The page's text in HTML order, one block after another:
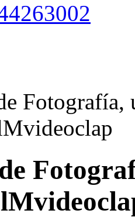
Fotografía,